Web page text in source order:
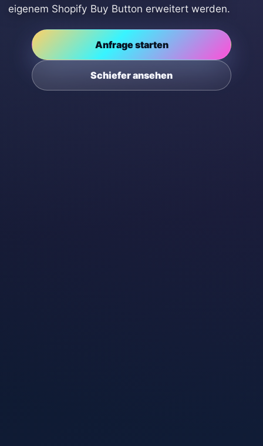
eigenem Shopify Buy Button erweitert werden.
Anfrage starten
Schiefer ansehen